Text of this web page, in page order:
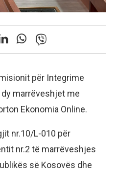
për Integrime
dy marrëveshjet me
Ekonomia Online.
nr.10/L-010 për
nr.2 të marrëveshjes
së Kosovës dhe